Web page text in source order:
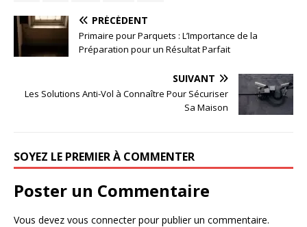
PRÉCÉDENT
Primaire pour Parquets : L’Importance de la
Préparation pour un Résultat Parfait
SUIVANT
Les Solutions Anti-Vol à Connaître Pour Sécuriser
Sa Maison
SOYEZ LE PREMIER À COMMENTER
Poster un Commentaire
Vous devez vous connecterpour publier un commentaire.